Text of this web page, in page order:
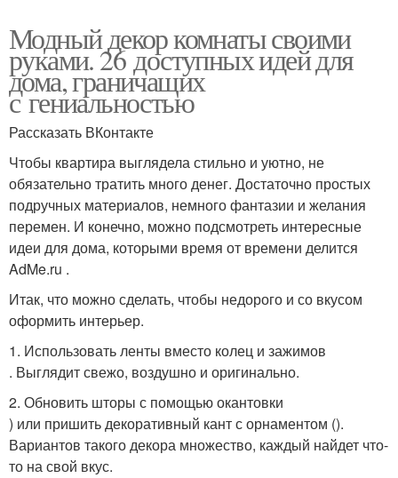
Модный декор комнаты своими
руками. 26 доступных идей для
дома, граничащих
с гениальностью
Рассказать ВКонтакте
Чтобы квартира выглядела стильно и уютно, не
обязательно тратить много денег. Достаточно простых
подручных материалов, немного фантазии и желания
перемен. И конечно, можно подсмотреть интересные
идеи для дома, которыми время от времени делится
AdMe.ru .
Итак, что можно сделать, чтобы недорого и со вкусом
оформить интерьер.
1. Использовать ленты вместо колец и зажимов
. Выглядит свежо, воздушно и оригинально.
2. Обновить шторы с помощью окантовки
) или пришить декоративный кант с орнаментом ().
Вариантов такого декора множество, каждый найдет что-
то на свой вкус.